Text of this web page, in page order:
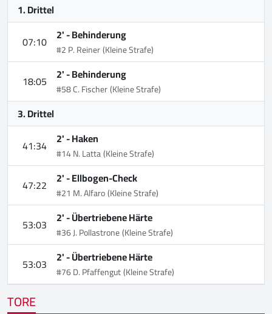
1. Drittel
07:10 2' -Behinderung
#2 P. Reiner(Kleine Strafe)
18:05 2' -Behinderung
#58 C. Fischer(Kleine Strafe)
3. Drittel
41:34 2' -Haken
#14 N. Latta(Kleine Strafe)
47:22 2' -Ellbogen-Check
#21 M. Alfaro(Kleine Strafe)
53:03 2' -Übertriebene Härte
#36 J. Pollastrone(Kleine Strafe)
53:03 2' -Übertriebene Härte
#76 D. Pfaffengut(Kleine Strafe)
TORE